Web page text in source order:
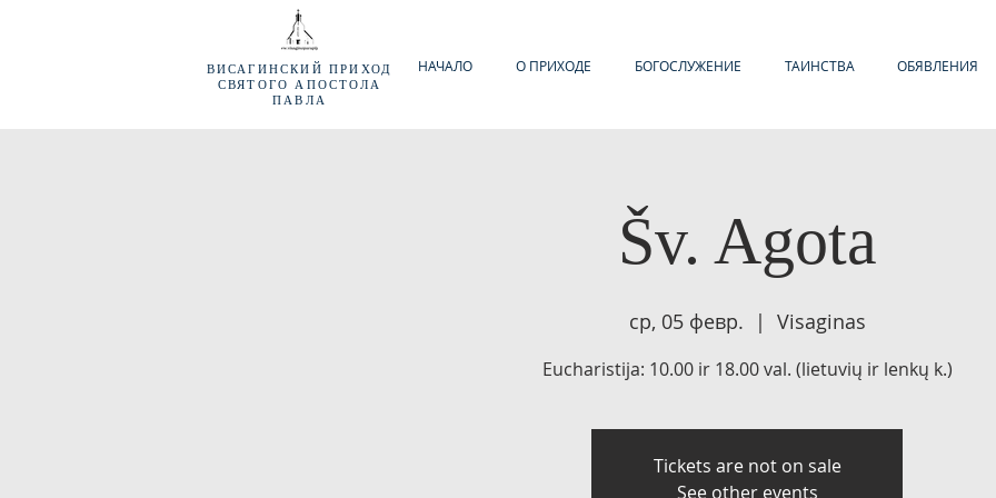
ВИСАГИНСКИЙ ПРИХОД
СВЯТОГО АПОСТОЛА
ПАВЛА
НАЧАЛО О ПРИХОДЕ БОГОСЛУЖЕНИЕ ТАИНСТВА ОБЯВЛЕНИЯ
Šv. Agota
ср, 05 февр.
  |
Visaginas
Eucharistija: 10.00 ir 18.00 val. (lietuvių ir lenkų k.)
Tickets are not on sale
See other events